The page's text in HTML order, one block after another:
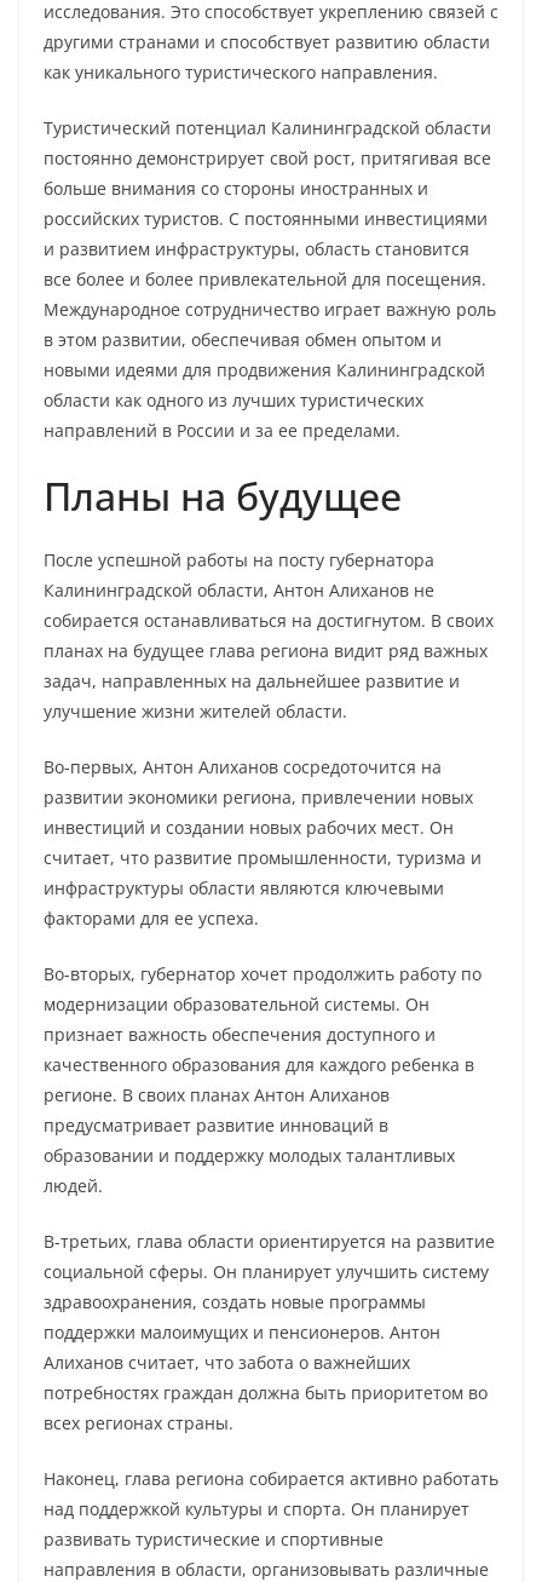
исследования. Это способствует укреплению связей с
другими странами и способствует развитию области
как уникального туристического направления.
Туристический потенциал Калининградской области
постоянно демонстрирует свой рост, притягивая все
больше внимания со стороны иностранных и
российских туристов. С постоянными инвестициями
и развитием инфраструктуры, область становится
все более и более привлекательной для посещения.
Международное сотрудничество играет важную роль
в этом развитии, обеспечивая обмен опытом и
новыми идеями для продвижения Калининградской
области как одного из лучших туристических
направлений в России и за ее пределами.
Планы на будущее
После успешной работы на посту губернатора
Калининградской области, Антон Алиханов не
собирается останавливаться на достигнутом. В своих
планах на будущее глава региона видит ряд важных
задач, направленных на дальнейшее развитие и
улучшение жизни жителей области.
Во-первых, Антон Алиханов сосредоточится на
развитии экономики региона, привлечении новых
инвестиций и создании новых рабочих мест. Он
считает, что развитие промышленности, туризма и
инфраструктуры области являются ключевыми
факторами для ее успеха.
Во-вторых, губернатор хочет продолжить работу по
модернизации образовательной системы. Он
признает важность обеспечения доступного и
качественного образования для каждого ребенка в
регионе. В своих планах Антон Алиханов
предусматривает развитие инноваций в
образовании и поддержку молодых талантливых
людей.
В-третьих, глава области ориентируется на развитие
социальной сферы. Он планирует улучшить систему
здравоохранения, создать новые программы
поддержки малоимущих и пенсионеров. Антон
Алиханов считает, что забота о важнейших
потребностях граждан должна быть приоритетом во
всех регионах страны.
Наконец, глава региона собирается активно работать
над поддержкой культуры и спорта. Он планирует
развивать туристические и спортивные
направления в области, организовывать различные